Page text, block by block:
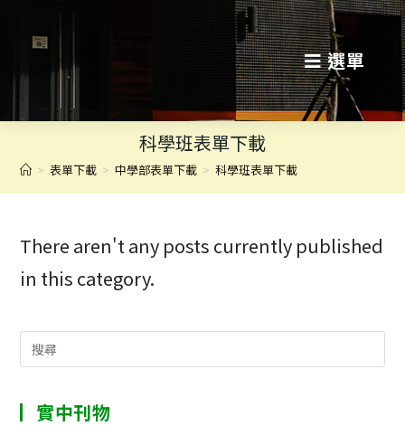
至
選單
科學班表單下載
> 表單下載 > 中學部表單下載 > 科學班表單下載
There aren't any posts currently published
in this category.
Search
for:
實中刊物